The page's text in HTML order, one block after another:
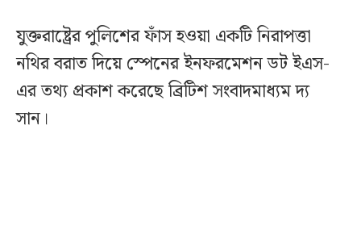
যুক্তরাষ্ট্রের পুলিশের ফাঁস হওয়া একটি নিরাপত্তা
নথির বরাত দিয়ে স্পেনের ইনফরমেশন ডট ইএস-
এর তথ্য প্রকাশ করেছে ব্রিটিশ সংবাদমাধ্যম দ্য
সান।